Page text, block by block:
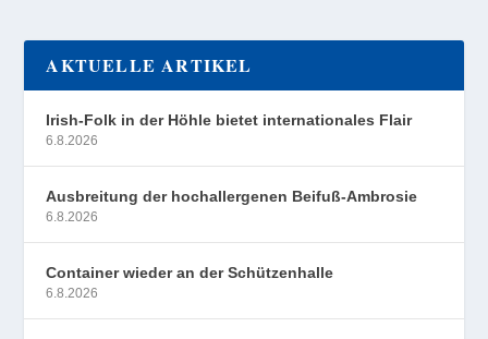
AKTUELLE ARTIKEL
Irish-Folk in der Höhle bietet internationales Flair
6.8.2026
Ausbreitung der hochallergenen Beifuß-Ambrosie
6.8.2026
Container wieder an der Schützenhalle
6.8.2026